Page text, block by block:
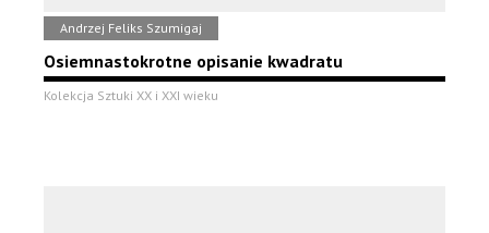
Andrzej Feliks Szumigaj
Osiemnastokrotne opisanie kwadratu
Kolekcja Sztuki XX i XXI wieku